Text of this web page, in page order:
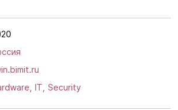
IT, Security